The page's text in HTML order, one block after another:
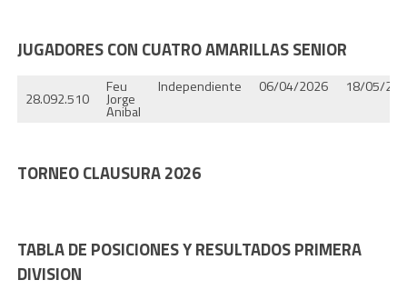
JUGADORES CON CUATRO AMARILLAS SENIOR
28.092.510
Feu
Jorge
Anibal
Independiente 06/04/2026 18/05/
TORNEO CLAUSURA 2026
TABLA DE POSICIONES Y RESULTADOS PRIMERA
DIVISION